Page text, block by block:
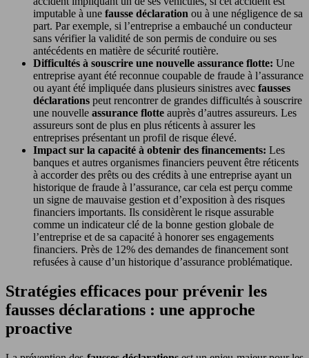
imputable à une fausse déclaration ou à une négligence de sa
part. Par exemple, si l’entreprise a embauché un conducteur
sans vérifier la validité de son permis de conduire ou ses
antécédents en matière de sécurité routière.
Difficultés à souscrire une nouvelle assurance flotte: Une
entreprise ayant été reconnue coupable de fraude à l’assurance
ou ayant été impliquée dans plusieurs sinistres avec fausses
déclarations peut rencontrer de grandes difficultés à souscrire
une nouvelle assurance flotte auprès d’autres assureurs. Les
assureurs sont de plus en plus réticents à assurer les
entreprises présentant un profil de risque élevé.
Impact sur la capacité à obtenir des financements: Les
banques et autres organismes financiers peuvent être réticents
à accorder des prêts ou des crédits à une entreprise ayant un
historique de fraude à l’assurance, car cela est perçu comme
un signe de mauvaise gestion et d’exposition à des risques
financiers importants. Ils considèrent le risque assurable
comme un indicateur clé de la bonne gestion globale de
l’entreprise et de sa capacité à honorer ses engagements
financiers. Près de 12% des demandes de financement sont
refusées à cause d’un historique d’assurance problématique.
Stratégies efficaces pour prévenir les
fausses déclarations : une approche
proactive